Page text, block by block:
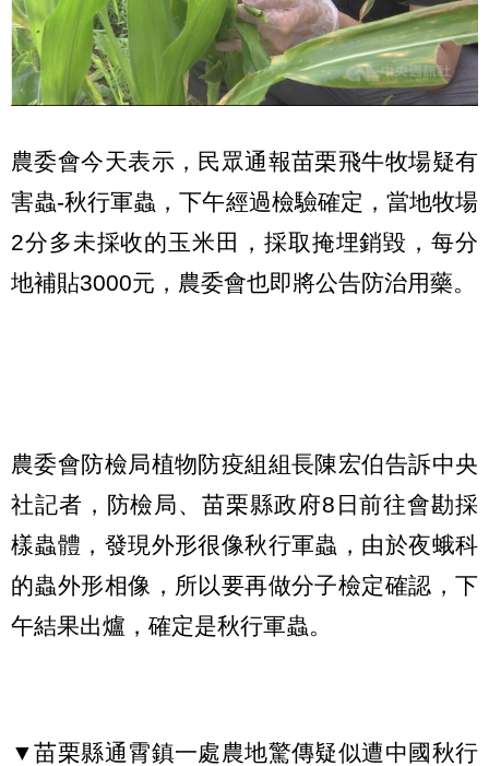
農委會今天表示，民眾通報苗栗飛牛牧場疑有
害蟲-秋行軍蟲，下午經過檢驗確定，當地牧場
2分多未採收的玉米田，採取掩埋銷毀，每分
地補貼3000元，農委會也即將公告防治用藥。
農委會防檢局植物防疫組組長陳宏伯告訴中央
社記者，防檢局、苗栗縣政府8日前往會勘採
樣蟲體，發現外形很像秋行軍蟲，由於夜蛾科
的蟲外形相像，所以要再做分子檢定確認，下
午結果出爐，確定是秋行軍蟲。
▼苗栗縣通霄鎮一處農地驚傳疑似遭中國秋行